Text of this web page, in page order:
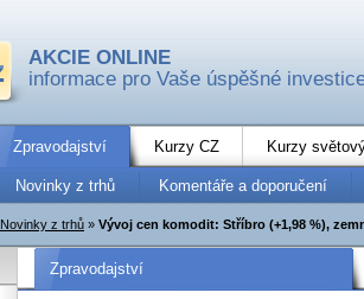
AKCIE ONLINE
informace pro Vaše úspěšné
Zpravodajství Kurzy CZ Kurzy
Novinky z trhů Komentáře a doporučení
Novinky z trhů » Vývoj cen komodit: Stříbro (+1,98 %),
Zpravodajství